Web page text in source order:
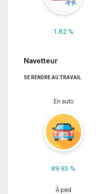
1.82 %
Navetteur
SE RENDRE AU TRAVAIL
En auto
89.93 %
À pied